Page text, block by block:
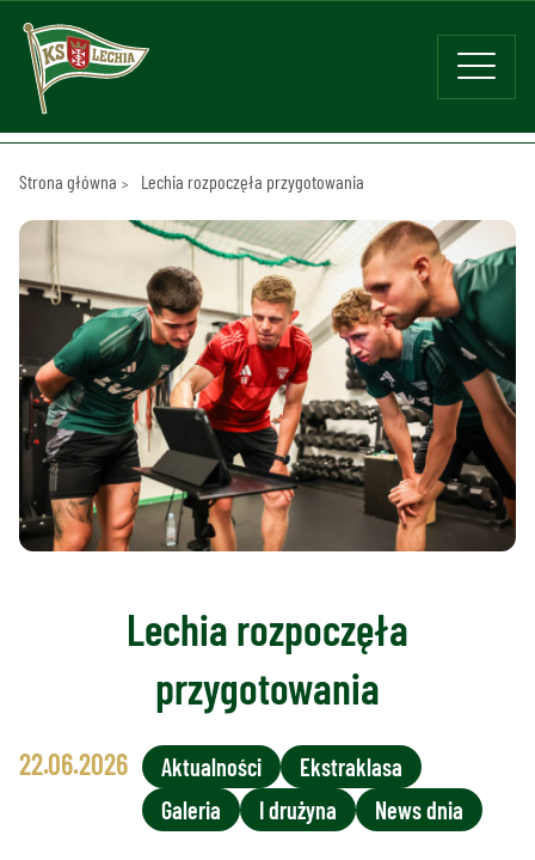
Strona główna Lechia rozpoczęła przygotowania
Lechia rozpoczęła
przygotowania
22.06.2026 Aktualności
Ekstraklasa
Galeria
I drużyna News dnia